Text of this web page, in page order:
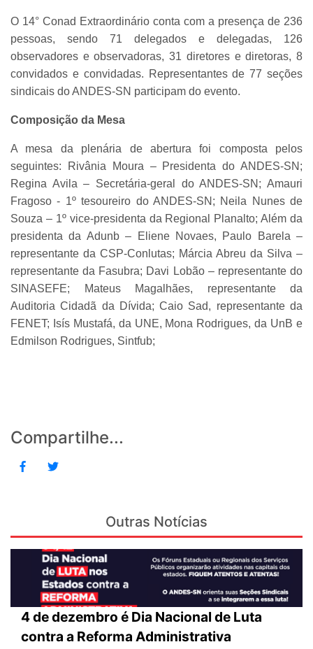
O 14° Conad Extraordinário conta com a presença de 236
pessoas, sendo 71 delegados e delegadas, 126
observadores e observadoras, 31 diretores e diretoras, 8
convidados e convidadas. Representantes de 77 seções
sindicais do ANDES-SN participam do evento.
Composição da Mesa
A mesa da plenária de abertura foi composta pelos
seguintes: Rivânia Moura – Presidenta do ANDES-SN;
Regina Avila – Secretária-geral do ANDES-SN; Amauri
Fragoso - 1º tesoureiro do ANDES-SN; Neila Nunes de
Souza – 1º vice-presidenta da Regional Planalto; Além da
presidenta da Adunb – Eliene Novaes, Paulo Barela –
representante da CSP-Conlutas; Márcia Abreu da Silva –
representante da Fasubra; Davi Lobão – representante do
SINASEFE; Mateus Magalhães, representante da
Auditoria Cidadã da Dívida; Caio Sad, representante da
FENET; Isís Mustafá, da UNE, Mona Rodrigues, da UnB e
Edmilson Rodrigues, Sintfub;
Compartilhe...
Outras Notícias
4 de dezembro é Dia Nacional de Luta
contra a Reforma Administrativa